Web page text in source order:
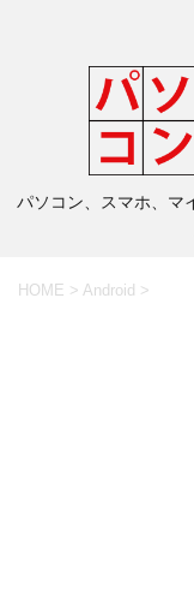
パソコン、スマホ、マ
HOME > Android >